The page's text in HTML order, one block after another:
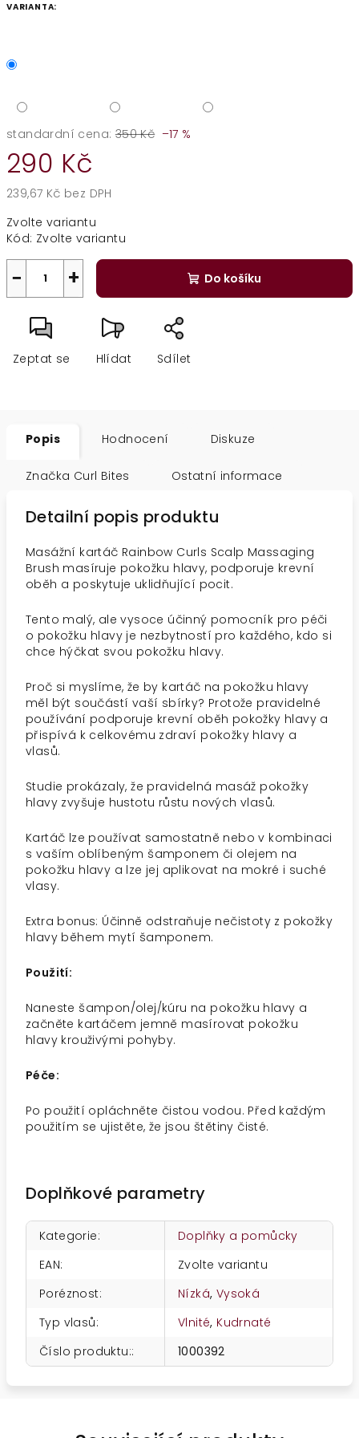
VARIANTA:
standardní cena: 350 Kč –17 %
290 Kč
239,67 Kč bez DPH
cena:
Zvolte variantu
Kód: Zvolte variantu
+
− Do košíku
Zeptat se Hlídat Sdílet
Popis Hodnocení Diskuze
Značka Curl Bites Ostatní informace
Detailní popis produktu
Masážní kartáč Rainbow Curls Scalp Massaging
Brush masíruje pokožku hlavy, podporuje krevní
oběh a poskytuje uklidňující pocit.
Tento malý, ale vysoce účinný pomocník pro péči
o pokožku hlavy je nezbytností pro každého, kdo si
chce hýčkat svou pokožku hlavy.
Proč si myslíme, že by kartáč na pokožku hlavy
měl být součástí vaší sbírky? Protože pravidelné
používání podporuje krevní oběh pokožky hlavy a
přispívá k celkovému zdraví pokožky hlavy a
vlasů.
Studie prokázaly, že pravidelná masáž pokožky
hlavy zvyšuje hustotu růstu nových vlasů.
Kartáč lze používat samostatně nebo v kombinaci
s vaším oblíbeným šamponem či olejem na
pokožku hlavy a lze jej aplikovat na mokré i suché
vlasy.
Extra bonus: Účinně odstraňuje nečistoty z pokožky
hlavy během mytí šamponem.
Použití:
Naneste šampon/olej/kúru na pokožku hlavy a
začněte kartáčem jemně masírovat pokožku
hlavy krouživými pohyby.
Péče:
Po použití opláchněte čistou vodou. Před každým
použitím se ujistěte, že jsou štětiny čisté.
Doplňkové parametry
Kategorie:
Doplňky a pomůcky
EAN:
Zvolte variantu
Poréznost: Nízká, Vysoká
Typ vlasů: Vlnité, Kudrnaté
Číslo produktu:: 1000392